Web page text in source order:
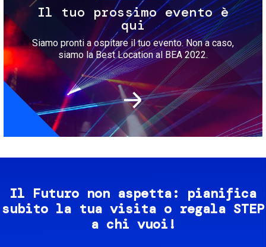
Il tuo prossimo evento è
qui
Siamo pronti a ospitare il tuo evento. Non a caso,
siamo la Best Location al BEA 2022.
Il Futuro non aspetta: pianifica
subito la tua visita o regala STEP
a chi vuoi!